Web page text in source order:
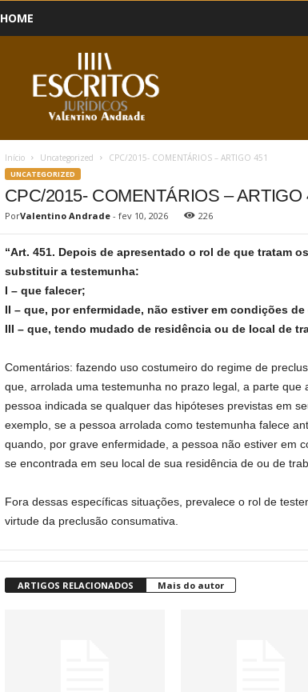
HOME
Início Uncategorized CPC/2015- COMENTÁRIOS – ARTIGO 451
UNCATEGORIZED
CPC/2015- COMENTÁRIOS – ARTIGO
PorValentino Andrade- fev 10, 2026 226
“Art. 451. Depois de apresentado o rol de que tratam
substituir a testemunha:
I – que falecer;
II – que, por enfermidade, não estiver em condições de
III – que, tendo mudado de residência ou de local de
Comentários: fazendo uso costumeiro do regime de
que, arrolada uma testemunha no prazo legal, a parte que
pessoa indicada se qualquer das hipóteses previstas em
exemplo, se a pessoa arrolada como testemunha falece
quando, por grave enfermidade, a pessoa não estiver em
se encontrada em seu local de sua residência de ou de
Fora dessas específicas situações, prevalece o rol de
virtude da preclusão consumativa.
ARTIGOS RELACIONADOS Mais do autor